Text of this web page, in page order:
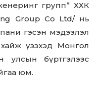
групп” ХХК
Group Co Ltd/ нь
гэсэн мэдээлэл
үзэхэд Монгол
улсын бүртгэлээс
юм.